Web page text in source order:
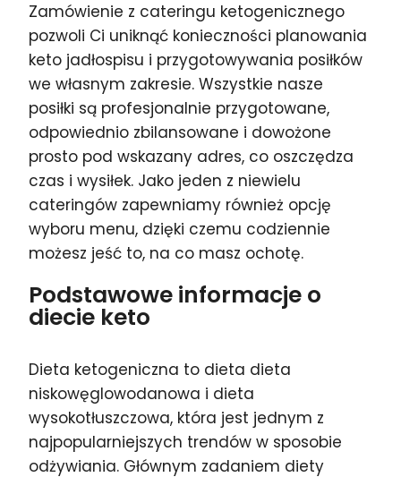
Zamówienie z cateringu ketogenicznego
pozwoli Ci uniknąć konieczności planowania
keto jadłospisu i przygotowywania posiłków
we własnym zakresie. Wszystkie nasze
posiłki są profesjonalnie przygotowane,
odpowiednio zbilansowane i dowożone
prosto pod wskazany adres, co oszczędza
czas i wysiłek. Jako jeden z niewielu
cateringów zapewniamy również opcję
wyboru menu, dzięki czemu codziennie
możesz jeść to, na co masz ochotę.
Podstawowe informacje o
diecie keto
Dieta ketogeniczna to dieta dieta
niskowęglowodanowa i dieta
wysokotłuszczowa, która jest jednym z
najpopularniejszych trendów w sposobie
odżywiania. Głównym zadaniem diety